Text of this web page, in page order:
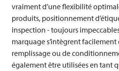
vraiment d’une flexibilité
produits, positionnement
inspection - toujours
marquage s’intègrent facilement
remplissage ou de
également être utilisées en tant